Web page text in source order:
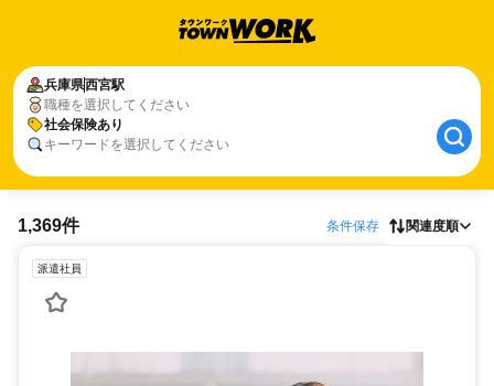
兵庫県西宮駅
職種を選択してください
社会保険あり
キーワードを選択してください
1,369件 条件保存 関連度順
派遣社員